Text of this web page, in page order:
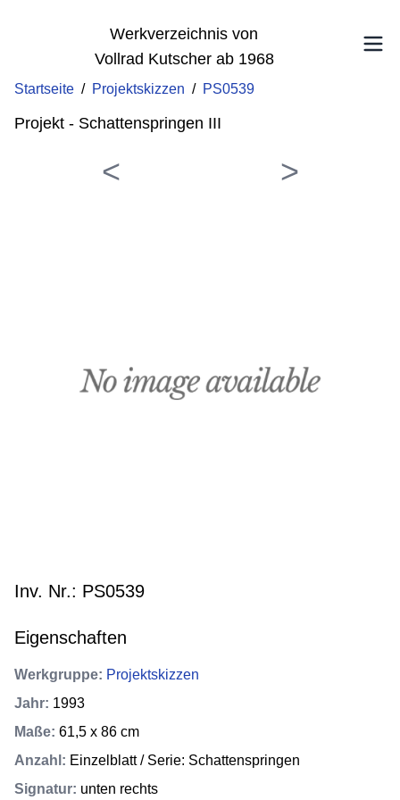
Werkverzeichnis von
Vollrad Kutscher ab 1968
Startseite / Projektskizzen / PS0539
Projekt - Schattenspringen III
Inv. Nr.: PS0539
Eigenschaften
Werkgruppe: Projektskizzen
Jahr: 1993
Maße: 61,5 x 86 cm
Anzahl : Einzelblatt / Serie: Schattenspringen
Signatur: unten rechts
< >